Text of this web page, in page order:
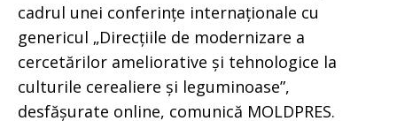
cadrul unei conferințe internaționale cu
genericul „Direcțiile de modernizare a
cercetărilor ameliorative și tehnologice la
culturile cerealiere și leguminoase”,
desfășurate online, comunică MOLDPRES.